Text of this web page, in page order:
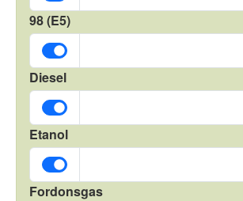
98 (E5)
Diesel
Etanol
Fordonsgas